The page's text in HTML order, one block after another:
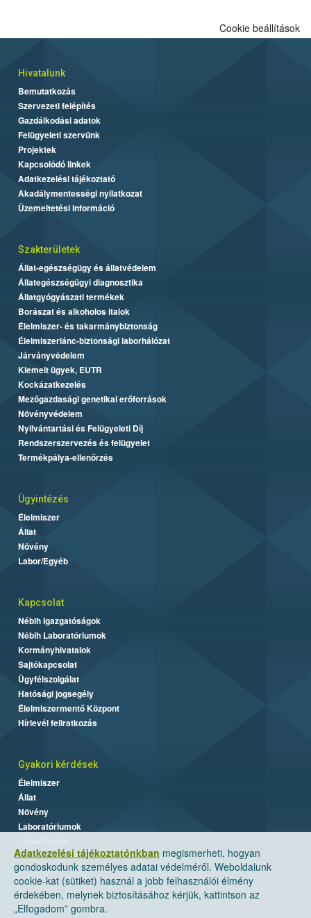
Adatkezelési tájékoztatónkban megismerheti, hogyan
gondoskodunk személyes adatai védelméről. Weboldalunk
cookie-kat (sütiket) használ a jobb felhasználói élmény
érdekében, melynek biztosításához kérjük, kattintson az
„Elfogadom” gombra.
Cookie beállítások
Hivatalunk
Bemutatkozás
Szervezeti felépítés
Gazdálkodási adatok
Felügyeleti szervünk
Projektek
Kapcsolódó linkek
Adatkezelési tájékoztató
Akadálymentességi nyilatkozat
Üzemeltetési információ
Szakterületek
Állat-egészségügy és állatvédelem
Állategészségügyi diagnosztika
Állatgyógyászati termékek
Borászat és alkoholos italok
Élelmiszer- és takarmánybiztonság
Élelmiszerlánc-biztonsági laborhálózat
Járványvédelem
Kiemelt ügyek, EUTR
Kockázatkezelés
Mezőgazdasági genetikai erőforrások
Növényvédelem
Nyilvántartási és Felügyeleti Díj
Rendszerszervezés és felügyelet
Termékpálya-ellenőrzés
Ügyintézés
Élelmiszer
Állat
Növény
Labor/Egyéb
Kapcsolat
Nébih Igazgatóságok
Nébih Laboratóriumok
Kormányhivatalok
Sajtókapcsolat
Ügyfélszolgálat
Hatósági jogsegély
Élelmiszermentő Központ
Hírlevél feliratkozás
Gyakori kérdések
Élelmiszer
Állat
Növény
Laboratóriumok